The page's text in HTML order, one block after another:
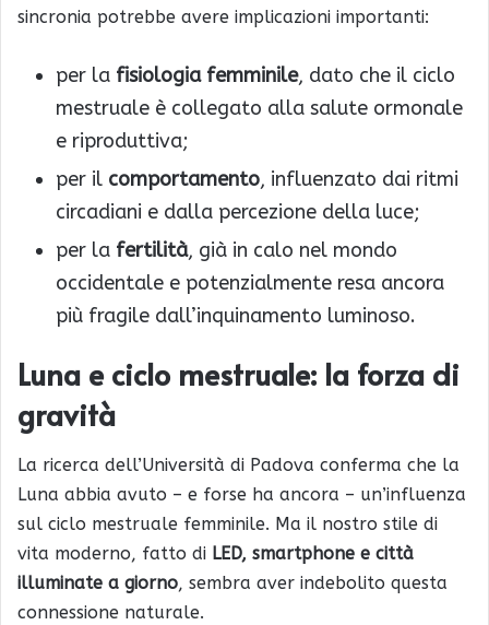
sincronia potrebbe avere implicazioni importanti:
per la fisiologia femminile, dato che il ciclo
mestruale è collegato alla salute ormonale
e riproduttiva;
per il comportamento, influenzato dai ritmi
circadiani e dalla percezione della luce;
per la fertilità, già in calo nel mondo
occidentale e potenzialmente resa ancora
più fragile dall’inquinamento luminoso.
Luna e ciclo mestruale: la forza di
gravità
La ricerca dell’Università di Padova conferma che la
Luna abbia avuto – e forse ha ancora – un’influenza
sul ciclo mestruale femminile. Ma il nostro stile di
vita moderno, fatto di LED, smartphone e città
illuminate a giorno, sembra aver indebolito questa
connessione naturale.